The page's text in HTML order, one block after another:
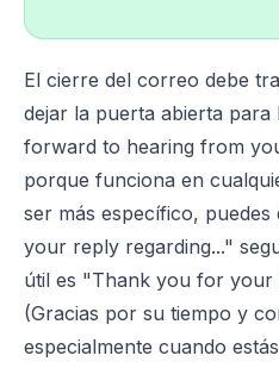
El cierre del correo debe
dejar la puerta abierta
forward to hearing from
porque funciona en
ser más específico,
your reply regarding..."
útil es "Thank you for your
(Gracias por su tiempo y
especialmente cuando